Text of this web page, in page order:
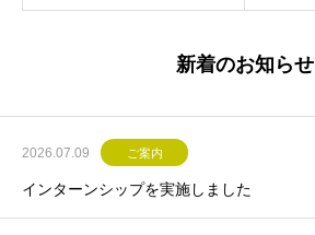
新着のお知らせ
2026.07.09 ご案内
インターンシップを実施しました